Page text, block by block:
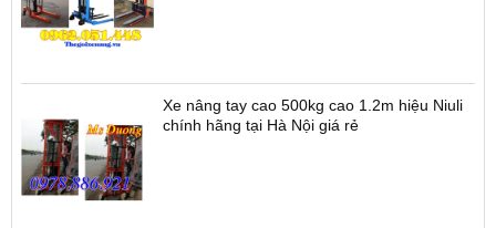
Xe nâng tay cao 500kg cao 1.2m hiệu Niuli
chính hãng tại Hà Nội giá rẻ